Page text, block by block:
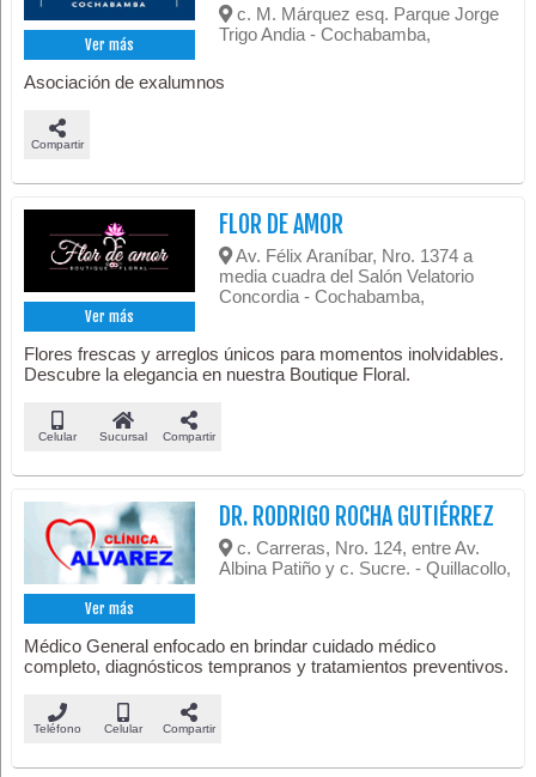
Ver más
c. M. Márquez esq. Parque Jorge
Trigo Andia - Cochabamba,
Asociación de exalumnos
Compartir
Ver más
FLOR DE AMOR
Av. Félix Araníbar, Nro. 1374 a
media cuadra del Salón Velatorio
Concordia - Cochabamba,
Flores frescas y arreglos únicos para momentos inolvidables.
Descubre la elegancia en nuestra Boutique Floral.
Celular Sucursal Compartir
Ver más
DR. RODRIGO ROCHA GUTIÉRREZ
c. Carreras, Nro. 124, entre Av.
Albina Patiño y c. Sucre. - Quillacollo,
Médico General enfocado en brindar cuidado médico
completo, diagnósticos tempranos y tratamientos preventivos.
Teléfono Celular Compartir